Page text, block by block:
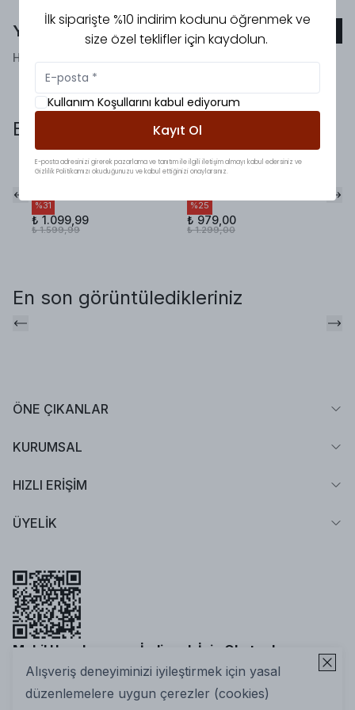
Alışveriş deneyiminizi iyileştirmek için yasal
düzenlemelere uygun çerezler (cookies)
Yorumlar
Henüz yorum bulunmamaktadır!
Bunlara da baktınız mı?
Zra Model Şal Detaylı
%31
₺ 1.099,99
₺ 1.599,99
Boyundan Fularlı
%25
₺ 979,00
₺ 1.299,00
En son görüntüledikleriniz
ÖNE ÇIKANLAR
KURUMSAL
HIZLI ERİŞİM
ÜYELİK
Mobil Uygulamamızı İndirmek İçin Okutun!
İlk siparişte %10 indirim kodunu öğrenmek ve
size özel teklifler için kaydolun.
Kullanım Koşullarını kabul ediyorum
Kayıt Ol
E-posta adresinizi girerek pazarlama ve tanıtım ile ilgili iletişim almayı kabul edersiniz ve
Gizlilik Politikamızı okuduğunuzu ve kabul ettiğinizi onaylarsınız.